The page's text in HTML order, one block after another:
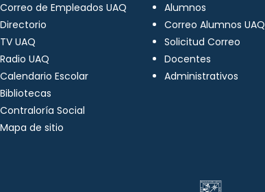
Correo de Empleados UAQ
Directorio
TV UAQ
Radio UAQ
Calendario Escolar
Bibliotecas
Contraloría Social
Mapa de sitio
Alumnos
Correo Alumnos UAQ
Solicitud Correo
Docentes
Administrativos